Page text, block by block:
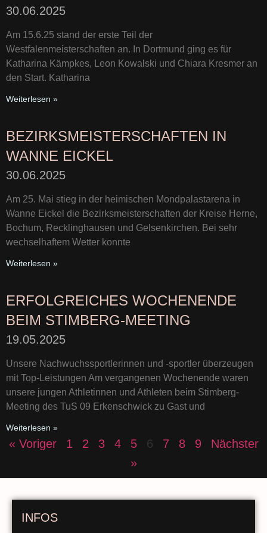
30.06.2025
Am 15.6.25 stand der erste Teil der
Westfalenmeisterschaften an. In Dortmund ging es für
Katharina Kämpkes, Leon Kowalski und Chiara Kresmer an
den Start. Katharina
Weiterlesen »
BEZIRKSMEISTERSCHAFTEN IN
WANNE EICKEL
30.06.2025
Am 25. Mai stieg in der heimischen Mondpalastarena in
Wanne Eickel die Bezirksmeisterschaften der Kreise Herne,
Bochum, Recklinghausen und Gelsenkirchen. Bei sehr
wechselhaftem Wetter konnte
Weiterlesen »
ERFOLGREICHES WOCHENENDE
BEIM STIMBERG-MEETING
19.05.2025
Unsere Nachwuchssportlerinnen und -sportler überzeugen
mit Top-Leistungen Am vergangenen Wochenende waren
unsere jungen Athletinnen und Athleten beim Stimberg-
Meeting des TuS 09 Erkenschwick zu Gast und
Weiterlesen »
« Voriger 1 2 3 4 5 6 7 8 9
Nächster
»
INFOS